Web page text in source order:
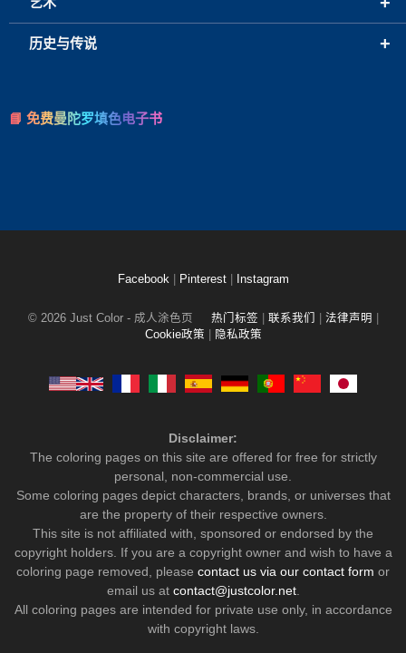
+
历史与传说
📘 免费曼陀罗填色电子书
Facebook Pinterest Instagram
© 2026 Just Color - 成人涂色页 热门标签 联系我们 法律声明
Cookie政策
隐私政策
Disclaimer:
The coloring pages on this site are offered for free for strictly
personal, non-commercial use.
Some coloring pages depict characters, brands, or universes that
are the property of their respective owners.
This site is not affiliated with, sponsored or endorsed by the
copyright holders. If you are a copyright owner and wish to have a
coloring page removed, please contact us via our contact form or
email us at contact@justcolor.net.
All coloring pages are intended for private use only, in accordance
with copyright laws.